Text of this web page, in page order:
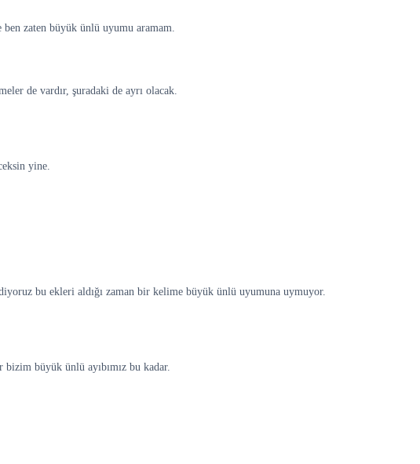
zaten büyük ünlü uyumu aramam.
de vardır, şuradaki de ayrı olacak.
yine.
bu ekleri aldığı zaman bir kelime büyük ünlü uyumuna uymuyor.
büyük ünlü ayıbımız bu kadar.